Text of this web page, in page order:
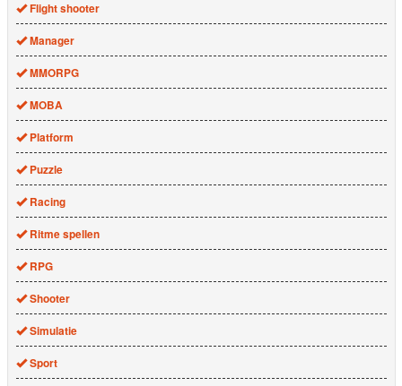
Flight shooter
Manager
MMORPG
MOBA
Platform
Puzzle
Racing
Ritme spellen
RPG
Shooter
Simulatie
Sport